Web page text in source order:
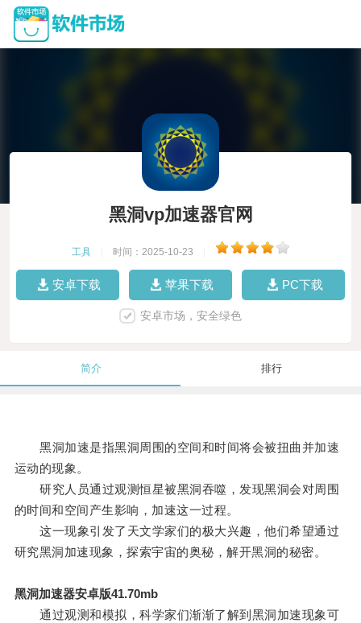
黑洞vp加速器官网
工具 时间：2025-10-23
安卓下载 苹果下载 PC下载
安卓市场，安全绿色
简介 排行
黑洞加速是指黑洞周围的空间和时间将会被扭曲并加速
运动的现象。
研究人员通过观测恒星被黑洞吞噬，发现黑洞会对周围
的时间和空间产生影响，加速这一过程。
这一现象引发了天文学家们的极大兴趣，他们希望通过
研究黑洞加速现象，探索宇宙的奥秘，解开黑洞的秘密。
黑洞加速器安卓版41.70mb
通过观测和模拟，科学家们渐渐了解到黑洞加速现象可